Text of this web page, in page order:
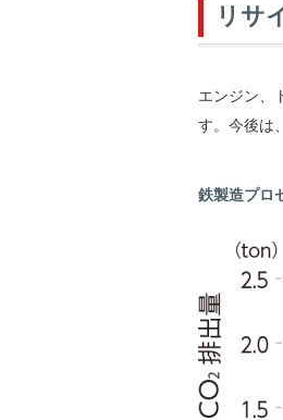
リサ
エンジン、
す。今後は
鉄製造プロ